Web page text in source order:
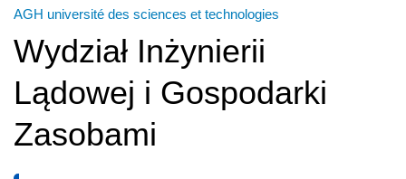
AGH université des sciences et technologies
Wydział Inżynierii
Lądowej i Gospodarki
Zasobami